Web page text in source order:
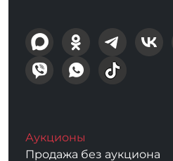
Аукционы
Продажа без аукциона